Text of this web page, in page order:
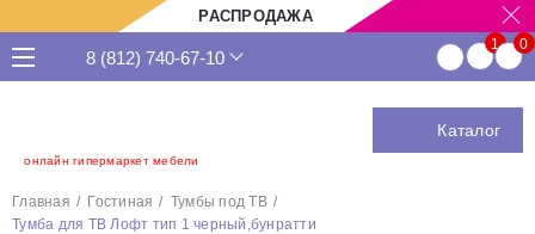
РАСПРОДАЖА
онлайн гипермаркет мебели
8 (812) 740-67-10
Каталог
Главная Гостиная
Тумбы под ТВ
Тумба для ТВ Лофт тип 1 черный,бунратти